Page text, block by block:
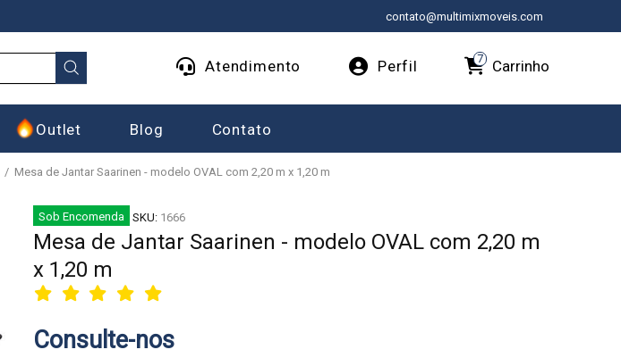
contato@multimixmoveis.com
Atendimento Perfil Carrinho
7
Outlet Blog Contato
Mesa de Jantar Saarinen - modelo OVAL com 2,20 m x 1,20 m
Sob Encomenda SKU: 1666
Mesa de Jantar Saarinen - modelo OVAL com 2,20 m
x 1,20 m
Consulte-nos